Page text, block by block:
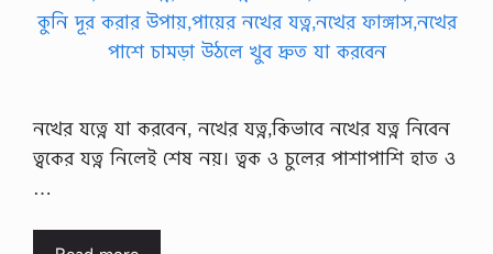
নখের যত্নে যা করবেন, নখের যত্ন,কিভাবে নখের যত্ন নিবেন
ত্বকের যত্ন নিলেই শেষ নয়। ত্বক ও চুলের পাশাপাশি হাত ও
…